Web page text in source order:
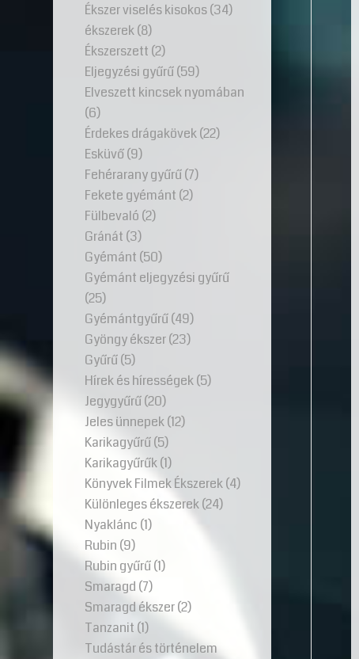
Ékszer viselés kisokos(34)
ékszerek(8)
Ékszerszett (2)
Eljegyzési gyűrű(59)
Elveszett kincsek nyomában
(6)
Érdekes drágakövek(22)
Esküvő(9)
Fehérarany gyűrű(7)
Fekete gyémánt (2)
Fülbevaló (2)
Gránát (3)
Gyémánt (50)
Gyémánt eljegyzési gyűrű
(25)
Gyémántgyűrű(49)
Gyöngy ékszer(23)
Gyűrű(5)
Hírek és hírességek(5)
Jegygyűrű(20)
Jeles ünnepek(12)
Karikagyűrű(5)
Karikagyűrűk(1)
Könyvek Filmek Ékszerek(4)
Különleges ékszerek(24)
Nyaklánc (1)
Rubin (9)
Rubin gyűrű(1)
Smaragd (7)
Smaragd ékszer(2)
Tanzanit (1)
Tudástár és történelem